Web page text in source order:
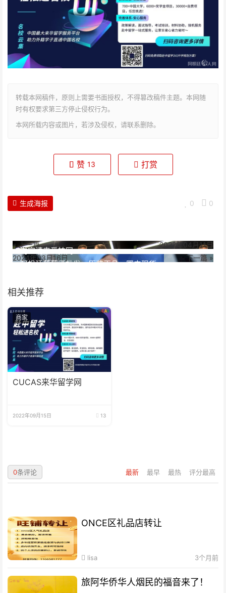
转载本网稿件，原则上需要书面授权，不得篡改稿件主题。本网随
时有权要求第三方停止侵权行为。
本网所载内容或图片，若涉及侵权，请联系删除。
赞 13 打赏
0 0
生成海报
淘宝请来爱拍网
« 上一篇 2022年04月11日
阿根廷葡萄酒批发：原装正品，国内现货
下一篇 »
2024年03月16日
相关推荐
商家
CUCAS来华留学网
2022年09月15日 13
最新 最早 最热 评分最高
0条评论
ONCE区礼品店转让
lisa 3个月前
旅阿华侨华人烟民的福音来了！